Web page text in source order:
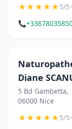
★★★★★5/5•
📞
Diane
5 Bd Gambetta,
06000 Nice
★★★★★5/5•